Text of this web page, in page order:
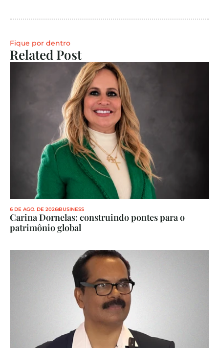
Fique por dentro
Related Post
6 DE AGO. DE 2026 BUSINESS
Carina Dornelas: construindo pontes para o
patrimônio global